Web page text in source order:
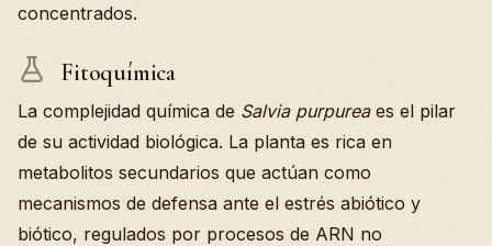
concentrados.
Fitoquímica
La complejidad química de Salvia purpureaes el pilar
de su actividad biológica. La planta es rica en
metabolitos secundarios que actúan como
mecanismos de defensa ante el estrés abiótico y
biótico, regulados por procesos de ARN no